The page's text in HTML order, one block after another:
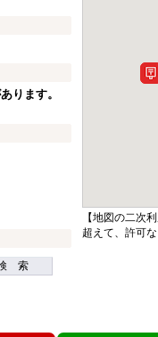
ります。
索
【地図の二次
超えて、許可